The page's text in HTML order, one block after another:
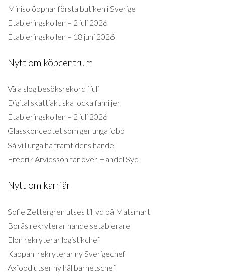
Miniso öppnar första butiken i Sverige
Etableringskollen – 2 juli 2026
Etableringskollen – 18 juni 2026
Nytt om köpcentrum
Väla slog besöksrekord i juli
Digital skattjakt ska locka familjer
Etableringskollen – 2 juli 2026
Glasskonceptet som ger unga jobb
Så vill unga ha framtidens handel
Fredrik Arvidsson tar över Handel Syd
Nytt om karriär
Sofie Zettergren utses till vd på Matsmart
Borås rekryterar handelsetablerare
Elon rekryterar logistikchef
Kappahl rekryterar ny Sverigechef
Axfood utser ny hållbarhetschef